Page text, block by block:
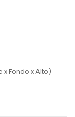
x Fondo x Alto)